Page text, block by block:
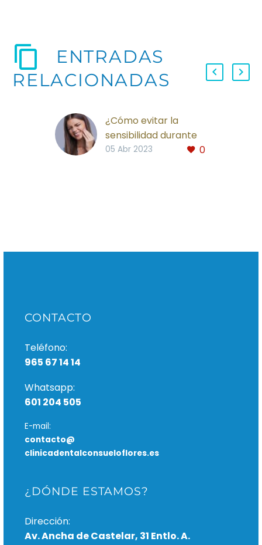
ENTRADAS
RELACIONADAS
¿Cómo evitar la
sensibilidad durante
un blanqueamiento
el tratamiento,
0
05 Abr 2023
CONTACTO
Teléfono:
965 67 14 14
Whatsapp:
601 204 505
E-mail:
contacto@
clinicadentalconsueloflores.es
¿DÓNDE ESTAMOS?
Dirección:
Av. Ancha de Castelar, 31 Entlo. A.